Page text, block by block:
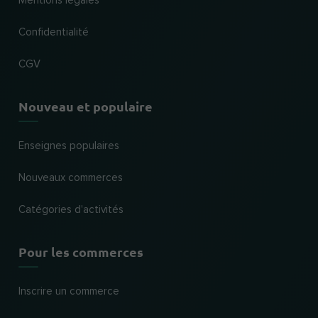
Confidentialité
CGV
Nouveau et populaire
Enseignes populaires
Nouveaux commerces
Catégories d'activités
Pour les commerces
Inscrire un commerce